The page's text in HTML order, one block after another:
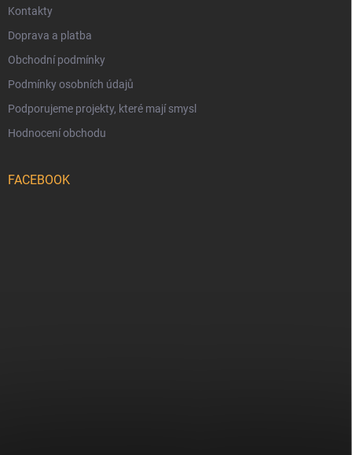
Kontakty
Doprava a platba
Obchodní podmínky
Podmínky osobních údajů
Podporujeme projekty, které mají smysl
Hodnocení obchodu
FACEBOOK